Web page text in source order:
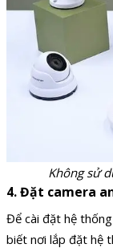
Không sử
4. Đặt camera
Để cài đặt hệ
biết nơi lắp đặt hệ